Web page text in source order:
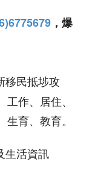
，爆
移民抵埗攻
作、居住、
育、教育。
生活資訊